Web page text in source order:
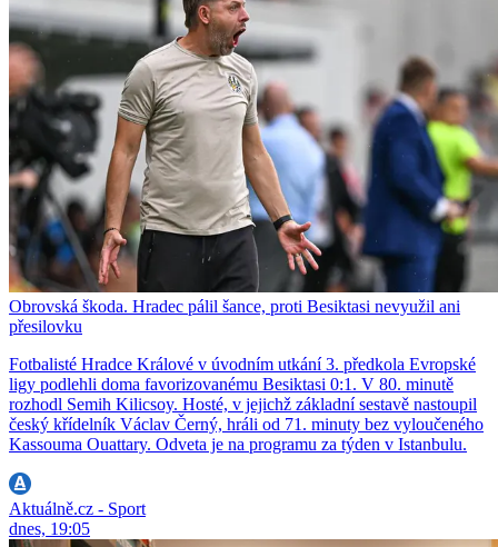
Obrovská škoda. Hradec pálil šance, proti Besiktasi nevyužil ani
přesilovku
Fotbalisté Hradce Králové v úvodním utkání 3. předkola Evropské
ligy podlehli doma favorizovanému Besiktasi 0:1. V 80. minutě
rozhodl Semih Kilicsoy. Hosté, v jejichž základní sestavě nastoupil
český křídelník Václav Černý, hráli od 71. minuty bez vyloučeného
Kassouma Ouattary. Odveta je na programu za týden v Istanbulu.
Aktuálně.cz - Sport
dnes, 19:05